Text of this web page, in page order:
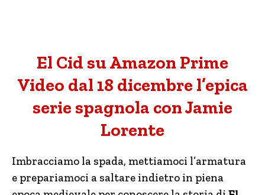
El Cid su Amazon Prime
Video dal 18 dicembre l’epica
serie spagnola con Jamie
Lorente
Imbracciamo la spada, mettiamoci l’armatura
e prepariamoci a saltare indietro in piena